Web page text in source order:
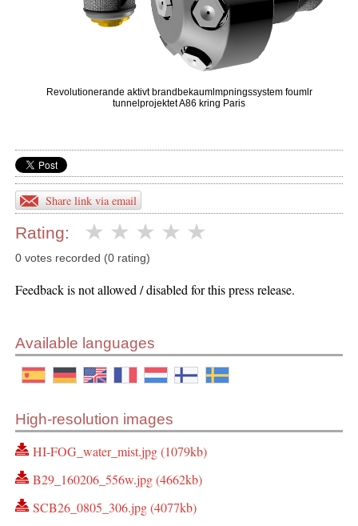
Revolutionerande aktivt brandbekaumlmpningssystem foumlr
tunnelprojektet A86 kring Paris
Share link via email
Rating:
0 votes recorded (0 rating)
Feedback is not allowed / disabled for this press release.
Available languages
High-resolution images
HI-FOG_water_mist.jpg (1079kb)
B29_160206_556w.jpg (4662kb)
SCB26_0805_306.jpg (4077kb)